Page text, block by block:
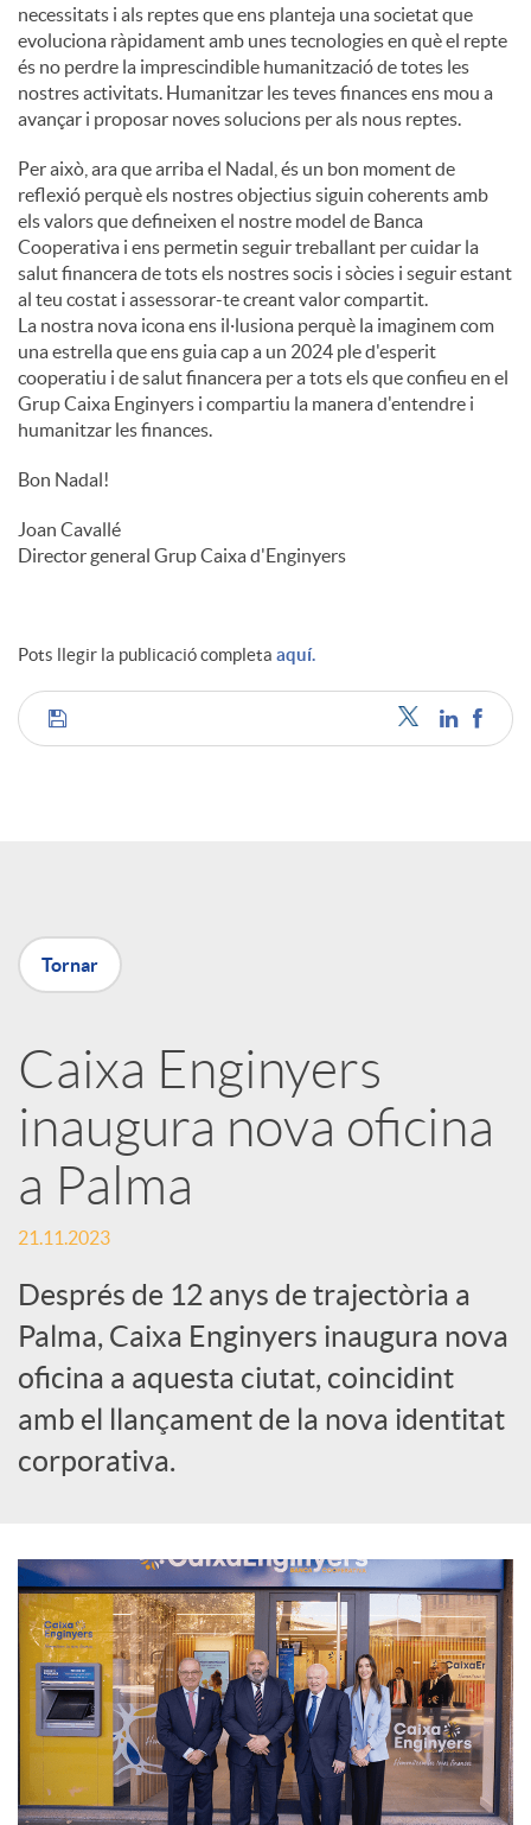
necessitats i als reptes que ens planteja una societat que
evoluciona ràpidament amb unes tecnologies en què el repte
és no perdre la imprescindible humanització de totes les
nostres activitats. Humanitzar les teves finances ens mou a
avançar i proposar noves solucions per als nous reptes.
Per això, ara que arriba el Nadal, és un bon moment de
reflexió perquè els nostres objectius siguin coherents amb
els valors que defineixen el nostre model de Banca
Cooperativa i ens permetin seguir treballant per cuidar la
salut financera de tots els nostres socis i sòcies i seguir estant
al teu costat i assessorar-te creant valor compartit.
La nostra nova icona ens il·lusiona perquè la imaginem com
una estrella que ens guia cap a un 2024 ple d'esperit
cooperatiu i de salut financera per a tots els que confieu en el
Grup Caixa Enginyers i compartiu la manera d'entendre i
humanitzar les finances.
Bon Nadal!
Joan Cavallé
Director general Grup Caixa d'Enginyers
Pots llegir la publicació completa aquí.
C
p
a
r
t
i
r
a
a
r
x
Tornar
Caixa Enginyers
inaugura nova oficina
a Palma
21.11.2023
Després de 12 anys de trajectòria a
Palma, Caixa Enginyers inaugura nova
oficina a aquesta ciutat, coincidint
amb el llançament de la nova identitat
corporativa.